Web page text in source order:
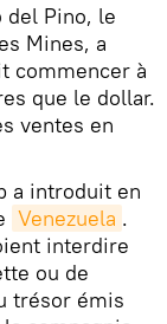
del Pino, le
Mines, a
commencer à
que le dollar.
ventes en
a introduit en
Venezuela .
interdire
ou de
trésor émis